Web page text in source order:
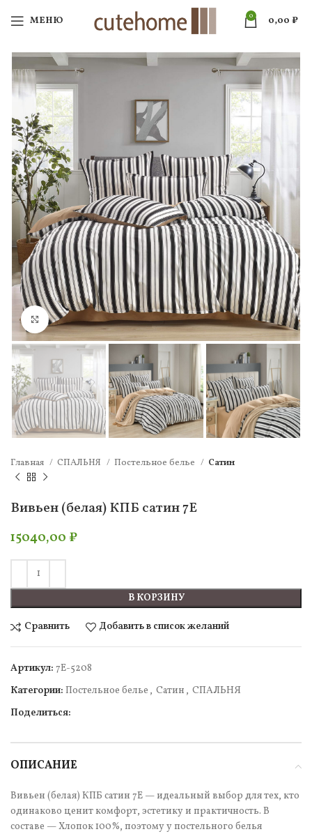
МЕНЮ 0 0,00 ₽
Нажмите, чтобы увеличить
Главная СПАЛЬНЯ Постельное белье Сатин
Вивьен (белая) КПБ сатин 7Е
15040,00 ₽
В КОРЗИНУ
Сравнить Добавить в список желаний
Артикул: 7Е-5208
Категории: Постельное белье , Сатин , СПАЛЬНЯ
Поделиться:
ОПИСАНИЕ
Вивьен (белая) КПБ сатин 7Е — идеальный выбор для тех, кто
одинаково ценит комфорт, эстетику и практичность. В
составе — Хлопок 100%, поэтому у постельного белья